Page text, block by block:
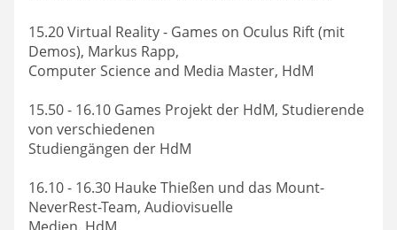
15.20 Virtual Reality - Games on Oculus Rift (mit
Demos), Markus Rapp,
Computer Science and Media Master, HdM
15.50 - 16.10 Games Projekt der HdM, Studierende
von verschiedenen
Studiengängen der HdM
16.10 - 16.30 Hauke Thießen und das Mount-
NeverRest-Team, Audiovisuelle